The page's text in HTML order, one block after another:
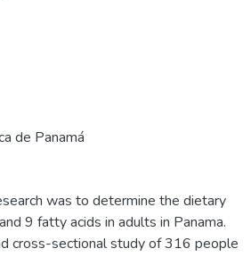
de Panamá
was to determine the dietary
9 fatty acids in adults in Panama.
cross-sectional study of 316 people